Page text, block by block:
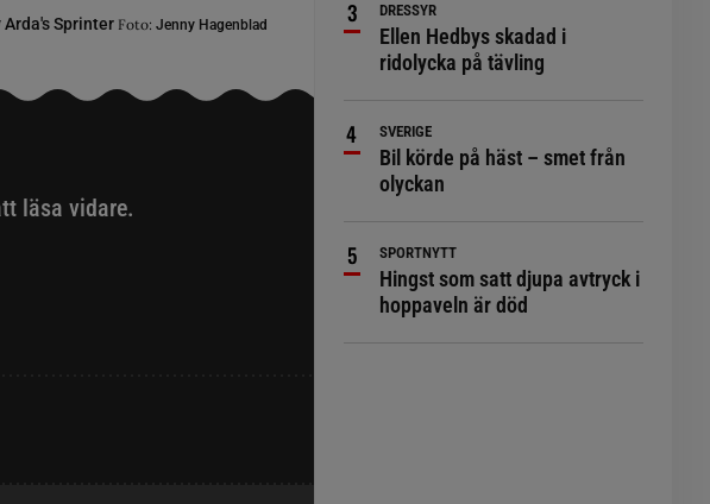
Sprinter Foto: Jenny Hagenblad
läsa vidare.
DRESSYR
Ellen Hedbys skadad i
ridolycka på tävling
SVERIGE
Bil körde på häst – smet från
olyckan
SPORTNYTT
Hingst som satt djupa avtryck i
hoppaveln är död